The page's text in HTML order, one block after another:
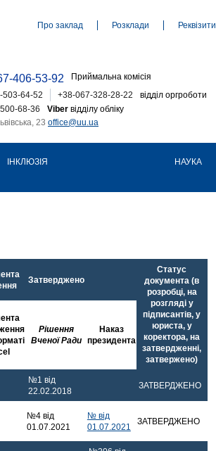
Про заклад Розклади Реквізити
406-53-92
Приймальна комісія
відділ оргроботи
503-64-52
+38-067-328-28-22
Viber відділу обліку
68-36
23 office@uu.ua
ІНКЛЮЗІЯ НАУКА
Затверджено
Статус
документа (в
розробці, на
розгляді у
підписантів, у
юриста, у
коректора, на
затвердженні,
затвержено)
Рішення
Вченої Ради
Наказ
президента
№1 від
22.02.2018
ЗАТВЕРДЖЕНО
№4 від
01.07.2021
№ від
01.07.2021
ЗАТВЕРДЖЕНО